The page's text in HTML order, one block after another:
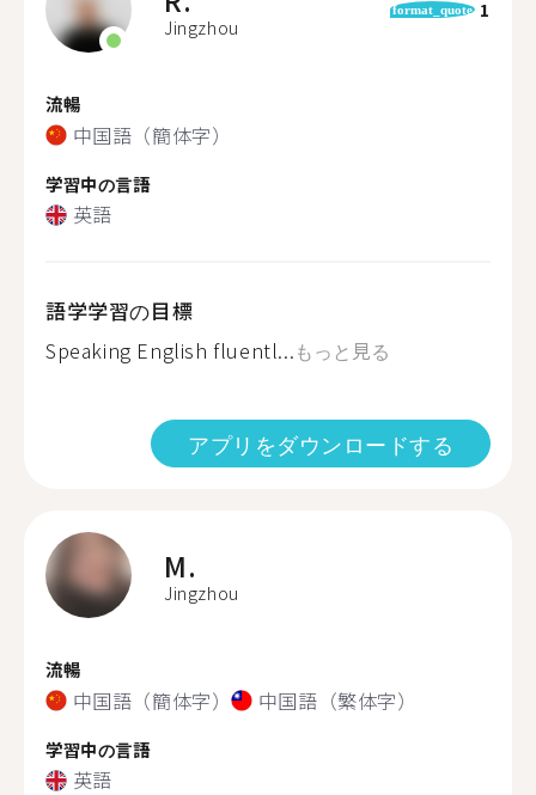
Jingzhou
format_quote 1
流暢
中国語（簡体字）
学習中の言語
英語
語学学習の目標
Speaking English fluentl...もっと見る
アプリをダウンロードする
M.
Jingzhou
流暢
中国語（簡体字） 中国語（繁体字）
学習中の言語
英語